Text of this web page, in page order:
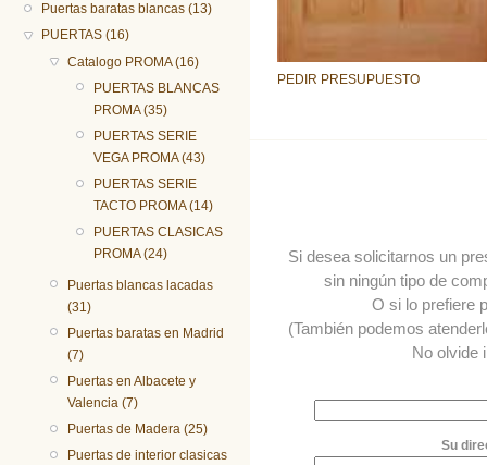
Puertas baratas blancas (13)
PUERTAS (16)
Catalogo PROMA (16)
PUERTAS BLANCAS
PROMA (35)
PUERTAS SERIE
VEGA PROMA (43)
PUERTAS SERIE
TACTO PROMA (14)
PUERTAS CLASICAS
PROMA (24)
Puertas blancas lacadas
(31)
Puertas baratas en Madrid
(7)
Puertas en Albacete y
Valencia (7)
Puertas de Madera (25)
Puertas de interior clasicas
PEDIR PRESUPUESTO
Si desea solicitarnos un
sin ningún tipo de
O si lo prefiere
(También podemos
No olvide
Su